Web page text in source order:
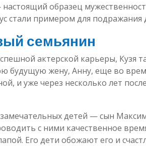
настоящий образец
стали примером для подражания
семьянин
актерской карьеры, Кузя
будущую жену, Анну, еще во
и уже через несколько лет
детей — сын
с ними качественное
Его дети обожают его и